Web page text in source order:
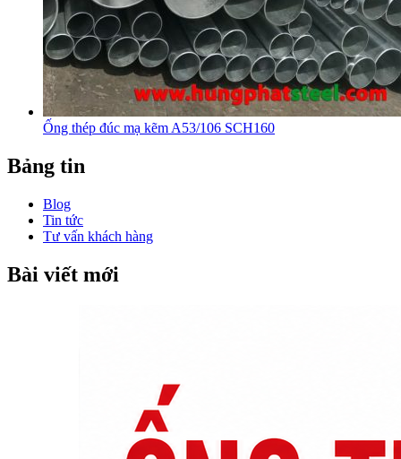
Ống thép đúc mạ kẽm A53/106 SCH160
Bảng tin
Blog
Tin tức
Tư vấn khách hàng
Bài viết mới